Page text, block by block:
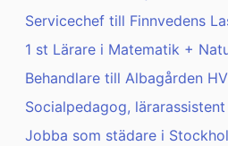
Servicechef till Finnvedens
1 st Lärare i Matematik +
Behandlare till Albagården
Socialpedagog,
Jobba som städare i